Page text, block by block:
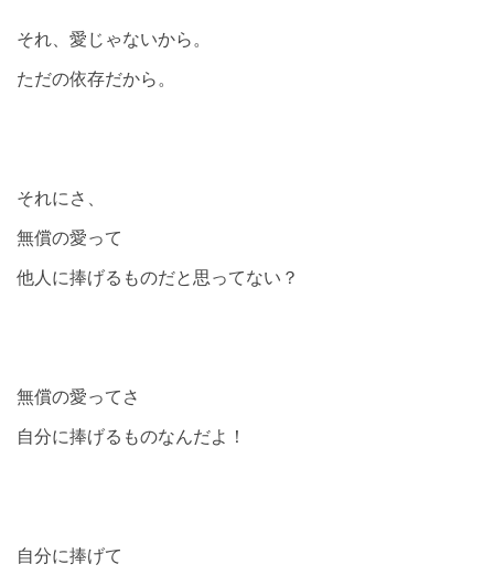
それ、愛じゃないから。
ただの依存だから。
それにさ、
無償の愛って
他人に捧げるものだと思ってない？
無償の愛ってさ
自分に捧げるものなんだよ！
自分に捧げて